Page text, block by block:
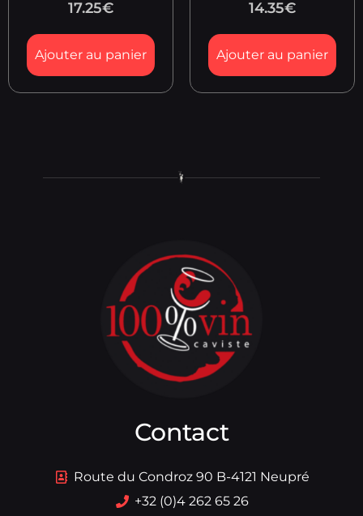
17.25€
Ajouter au panier
14.35€
Ajouter au panier
Contact
Route du Condroz 90 B-4121 Neupré
+32 (0)4 262 65 26